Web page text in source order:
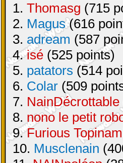
1. Thomasg (715
2. Magus(616
3. adream (587
4.isé (525 points)
5. patators (514
6. Colar (509
7. NainDécrottable
8. nono le petit
9.Furious
10. Musclenain